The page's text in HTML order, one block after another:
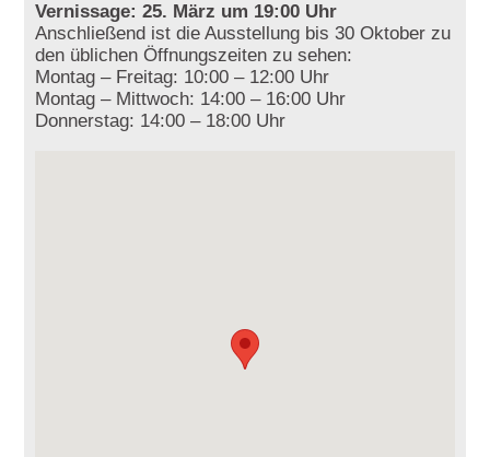
Vernissage: 25. März um 19:00 Uhr
Anschließend ist die Ausstellung bis 30 Oktober zu
den üblichen Öffnungszeiten zu sehen:
Montag – Freitag: 10:00 – 12:00 Uhr
Montag – Mittwoch: 14:00 – 16:00 Uhr
Donnerstag: 14:00 – 18:00 Uhr